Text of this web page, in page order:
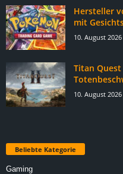
Hersteller
mit
10. August 2026
Titan
10. August 2026
Beliebte Kategorie
Gaming